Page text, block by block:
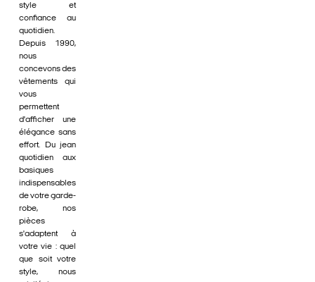
style et
confiance au
quotidien.
Depuis 1990,
nous
concevons des
vêtements qui
vous
permettent
d'afficher une
élégance sans
effort. Du jean
quotidien aux
basiques
indispensables
de votre garde-
robe, nos
pièces
s'adaptent à
votre vie : quel
que soit votre
style, nous